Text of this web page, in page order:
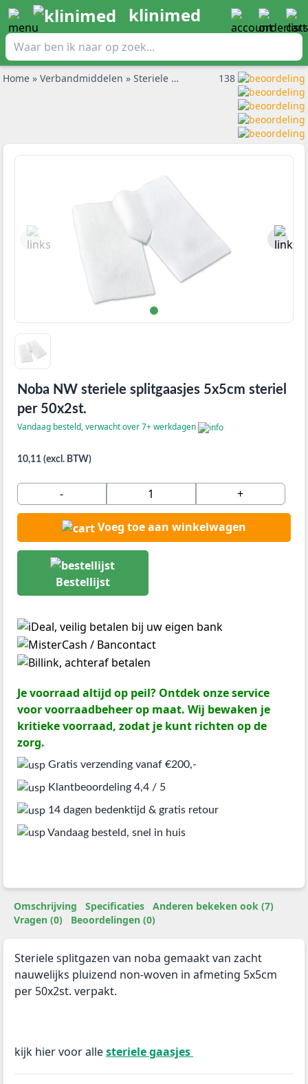
klinimed
Home » Verbandmiddelen » Steriele gaasjes Noba NW steriele
138
Noba NW steriele splitgaasjes 5x5cm steriel
per 50x2st.
Vandaag besteld, verwacht over 7+ werkdagen
10,11 (excl. BTW)
- +
Voeg toe aan winkelwagen
Bestellijst
Je voorraad altijd op peil? Ontdek onze service
voor voorraadbeheer op maat. Wij bewaken je
kritieke voorraad, zodat je kunt richten op de
zorg.
Gratis verzending vanaf €200,-
Klantbeoordeling 4,4 / 5
14 dagen bedenktijd & gratis retour
Vandaag besteld, snel in huis
Omschrijving Specificaties
Anderen bekeken ook (7)
Vragen (0)
Beoordelingen (0)
Steriele splitgazen van noba gemaakt van zacht
nauwelijks pluizend non-woven in afmeting 5x5cm
per 50x2st. verpakt.
kijk hier voor allesteriele gaasjes